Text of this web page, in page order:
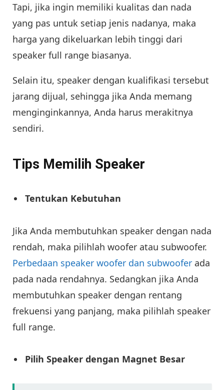
Tapi, jika ingin memiliki kualitas dan nada
yang pas untuk setiap jenis nadanya, maka
harga yang dikeluarkan lebih tinggi dari
speaker full range biasanya.
Selain itu, speaker dengan kualifikasi tersebut
jarang dijual, sehingga jika Anda memang
menginginkannya, Anda harus merakitnya
sendiri.
Tips Memilih Speaker
Tentukan Kebutuhan
Jika Anda membutuhkan speaker dengan nada
rendah, maka pilihlah woofer atau subwoofer.
Perbedaan speaker woofer dan subwoofer ada
pada nada rendahnya. Sedangkan jika Anda
membutuhkan speaker dengan rentang
frekuensi yang panjang, maka pilihlah speaker
full range.
Pilih Speaker dengan Magnet Besar